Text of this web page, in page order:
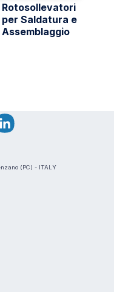
Rotosollevatori
per Saldatura e
Assemblaggio
(PC) - ITALY